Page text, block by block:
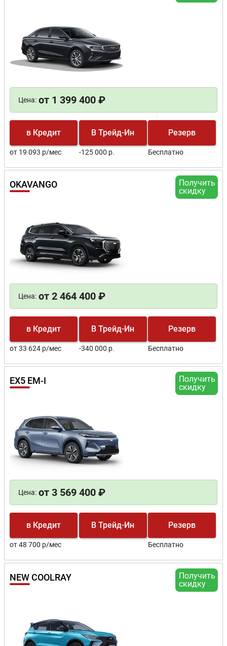
Цена: от 1 399 400 ₽
в Кредит
от 19 093 р/мес
В Трейд-Ин
-125 000 р.
Резерв
Бесплатно
Получить
скидку
OKAVANGO
Цена: от 2 464 400 ₽
в Кредит
от 33 624 р/мес
В Трейд-Ин
-340 000 р.
Резерв
Бесплатно
Получить
скидку
EX5 EM-I
Цена: от 3 569 400 ₽
в Кредит
от 48 700 р/мес
В Трейд-Ин Резерв
Бесплатно
Получить
скидку
NEW COOLRAY